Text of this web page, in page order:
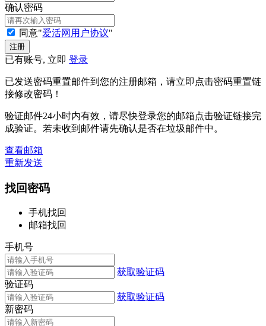
确认密码
同意"爱活网用户协议"
已有账号, 立即 登录
已发送密码重置邮件到您的注册邮箱，请立即点击密码重置链
接修改密码！
验证邮件24小时内有效，请尽快登录您的邮箱点击验证链接完
成验证。若未收到邮件请先确认是否在垃圾邮件中。
查看邮箱
重新发送
找回密码
手机找回
邮箱找回
手机号
获取验证码
验证码
获取验证码
新密码